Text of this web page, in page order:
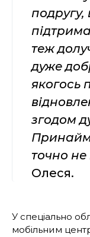
теж
дуже
якогось
згодом
точно
Олеся.
У спеціально
мобільним